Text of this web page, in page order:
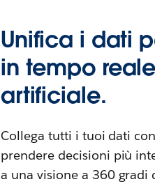
Unifica i dati
in tempo
artificiale.
Collega tutti i tuoi dati
prendere decisioni più
a una visione a 360 gradi